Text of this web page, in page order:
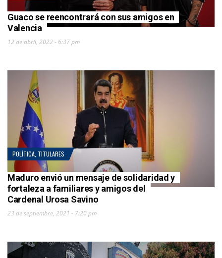
Guaco se reencontrará con sus amigos en
Valencia
12 de abril, 2022 - 6:37 pm
POLÍTICA TITULARES
Maduro envió un mensaje de solidaridad y
fortaleza a familiares y amigos del
Cardenal Urosa Savino
23 de septiembre, 2021 - 7:20 pm